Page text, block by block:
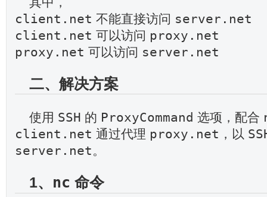
client.net 不能直接访问 server.net
client.net 可以访问 proxy.net
proxy.net 可以访问 server.net
二、解决方案
使用 SSH 的 ProxyCommand 选项，配合
client.net 通过代理 proxy.net ，以
server.net。
1、 nc 命令